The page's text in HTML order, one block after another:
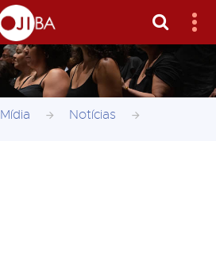
Mídia Notícias